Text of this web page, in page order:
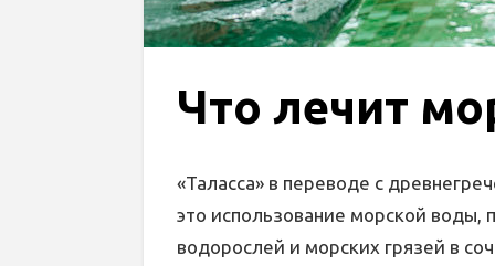
Что лечит
«Таласса» в переводе с
это использование морской
водорослей и морских грязей в